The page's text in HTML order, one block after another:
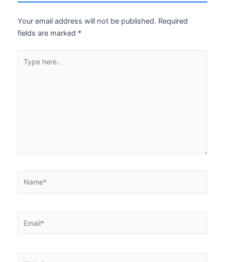
Your email address will not be published. Required
fields are marked *
here..